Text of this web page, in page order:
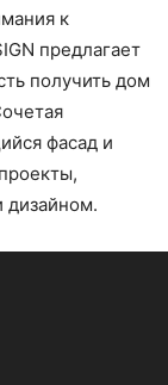
к
предлагает
получить дом
фасад и
дизайном.